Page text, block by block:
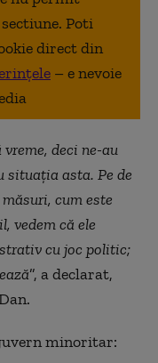
Poti
direct din
– e nevoie
deci ne-au
situaţia asta. Pe de
cum este
vedem că ele
cu joc politic;
”, a declarat,
minoritar: